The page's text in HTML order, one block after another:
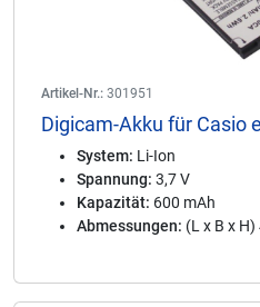
Artikel-Nr.: 301951
Digicam-Akku für Casio
System: Li-Ion
Spannung: 3,7 V
Kapazität: 600 mAh
Abmessungen: (L x B x